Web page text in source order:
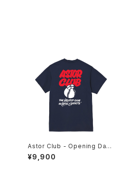
Astor Club - Opening Day
Tee
¥9,900